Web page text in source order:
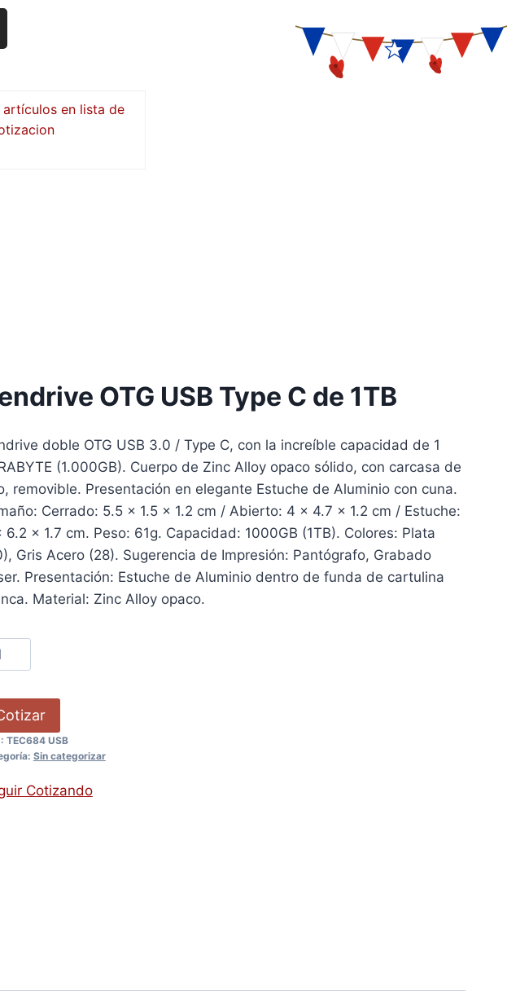
artículos
OTG USB Type C de 1TB
doble OTG USB 3.0 / Type C, con la increíble capacidad de 1
(1.000GB). Cuerpo de Zinc Alloy opaco sólido, con carcasa de
removible. Presentación en elegante Estuche de Aluminio con cuna.
Cerrado: 5.5 x 1.5 x 1.2 cm / Abierto: 4 x 4.7 x 1.2 cm / Estuche:
6.2 x 1.7 cm. Peso: 61g. Capacidad: 1000GB (1TB). Colores: Plata
Gris Acero (28). Sugerencia de Impresión: Pantógrafo, Grabado
Presentación: Estuche de Aluminio dentro de funda de cartulina
Material: Zinc Alloy opaco.
TEC684 USB
Sin categorizar
Cotizando